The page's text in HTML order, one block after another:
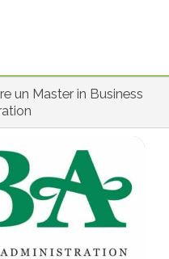
un Master in Business